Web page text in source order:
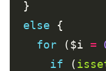
else
for ($i =
if (